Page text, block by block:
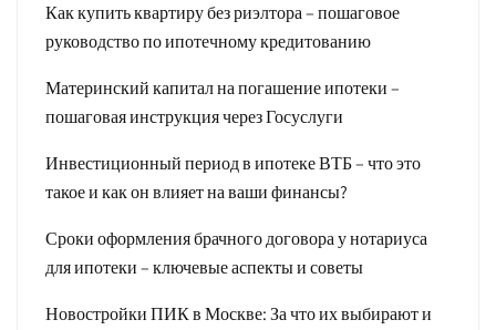
Как купить квартиру без риэлтора – пошаговое
руководство по ипотечному кредитованию
Материнский капитал на погашение ипотеки –
пошаговая инструкция через Госуслуги
Инвестиционный период в ипотеке ВТБ – что это
такое и как он влияет на ваши финансы?
Сроки оформления брачного договора у нотариуса
для ипотеки – ключевые аспекты и советы
Новостройки ПИК в Москве: За что их выбирают и